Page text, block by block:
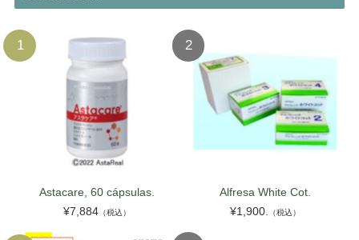
Astacare, 60 cápsulas.
¥7,884（税込）
Alfresa White Cot.
¥1,900.
（税込）
LVA